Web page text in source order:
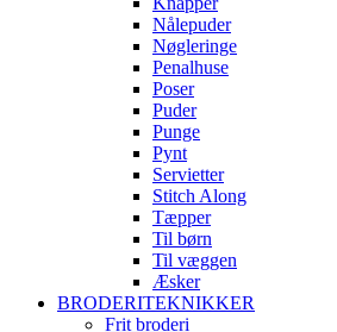
Nålepuder
Nøgleringe
Penalhuse
Poser
Puder
Punge
Pynt
Servietter
Stitch Along
Tæpper
Til børn
Til væggen
Æsker
BRODERITEKNIKKER
Frit broderi